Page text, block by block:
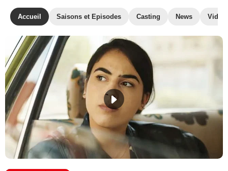
Accueil Saisons et Episodes Casting News